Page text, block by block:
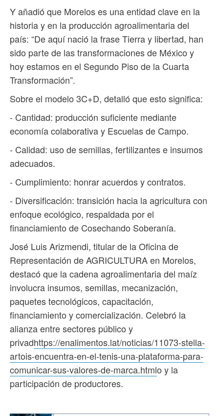
Y añadió que Morelos es una entidad clave en la
historia y en la producción agroalimentaria del
país: “De aquí nació la frase Tierra y libertad, han
sido parte de las transformaciones de México y
hoy estamos en el Segundo Piso de la Cuarta
Transformación”.
Sobre el modelo 3C+D, detalló que esto significa:
- Cantidad: producción suficiente mediante
economía colaborativa y Escuelas de Campo.
- Calidad: uso de semillas, fertilizantes e insumos
adecuados.
- Cumplimiento: honrar acuerdos y contratos.
- Diversificación: transición hacia la agricultura con
enfoque ecológico, respaldada por el
financiamiento de Cosechando Soberanía.
José Luis Arizmendi, titular de la Oficina de
Representación de AGRICULTURA en Morelos,
destacó que la cadena agroalimentaria del maíz
involucra insumos, semillas, mecanización,
paquetes tecnológicos, capacitación,
financiamiento y comercialización. Celebró la
alianza entre sectores público y
privadhttps://enalimentos.lat/noticias/11073-stella-
artois-encuentra-en-el-tenis-una-plataforma-para-
comunicar-sus-valores-de-marca.htmlo y la
participación de productores.